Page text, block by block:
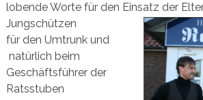
lobende Worte für den Einsatz der
Jungschützen
für den Umtrunk und
natürlich beim
Geschäftsführer der
Ratsstuben